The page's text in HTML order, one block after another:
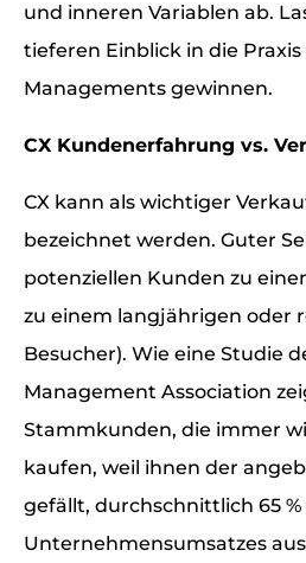
und inneren Variablen ab.
tieferen Einblick in die Praxis
Managements gewinnen.
CX Kundenerfahrung vs.
CX kann als wichtiger
bezeichnet werden. Guter
potenziellen Kunden zu
zu einem langjährigen oder
Besucher). Wie eine Studie
Management Association
Stammkunden, die immer
kaufen, weil ihnen der
gefällt, durchschnittlich 65 %
Unternehmensumsatzes